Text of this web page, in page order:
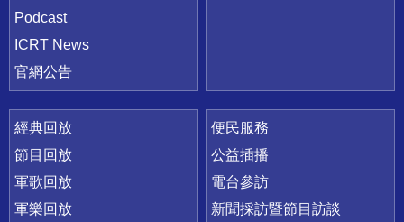
Podcast
ICRT News
官網公告
經典回放
節目回放
軍歌回放
軍樂回放
便民服務
公益插播
電台參訪
新聞採訪暨節目訪談